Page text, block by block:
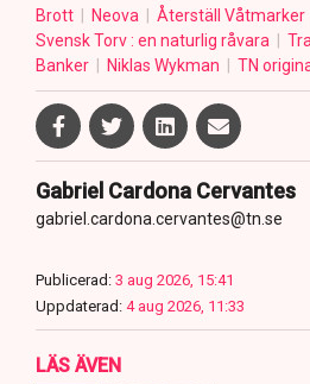
Brott Neova
Återställ Våtmarker
Svensk Torv : en naturlig råvara
Banker
Niklas Wykman TN
Gabriel Cardona Cervantes
gabriel.cardona.cervantes@tn.se
Publicerad: 3 aug 2026, 15:41
Uppdaterad: 4 aug 2026, 11:33
LÄS ÄVEN